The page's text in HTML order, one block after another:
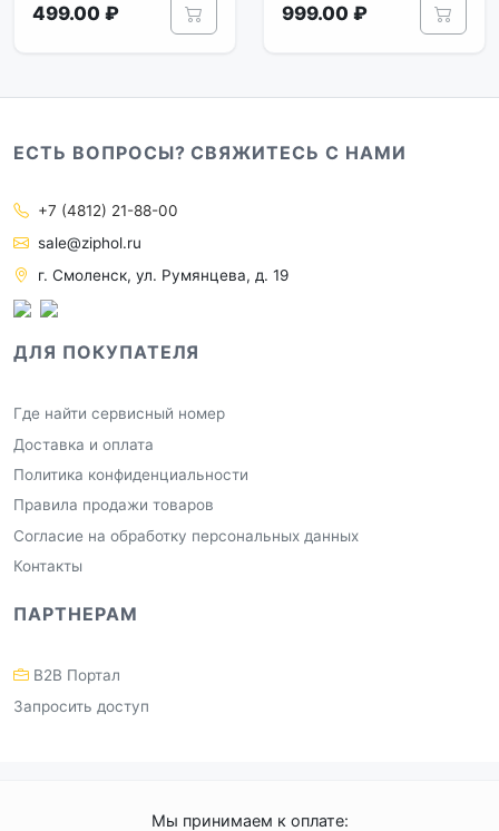
499.00 ₽ 999.00 ₽
ЕСТЬ ВОПРОСЫ? СВЯЖИТЕСЬ С НАМИ
+7 (4812) 21-88-00
sale@ziphol.ru
г. Смоленск, ул. Румянцева, д. 19
ДЛЯ ПОКУПАТЕЛЯ
Где найти сервисный номер
Доставка и оплата
Политика конфиденциальности
Правила продажи товаров
Согласие на обработку персональных данных
Контакты
ПАРТНЕРАМ
B2B Портал
Запросить доступ
Мы принимаем к оплате: